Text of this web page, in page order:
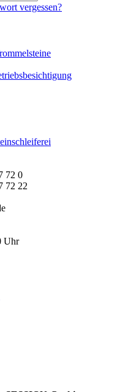
vergessen?
72 0
72 22
Uhr